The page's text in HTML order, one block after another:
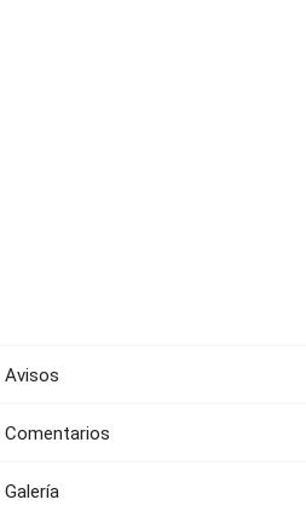
Avisos
Comentarios
Galería